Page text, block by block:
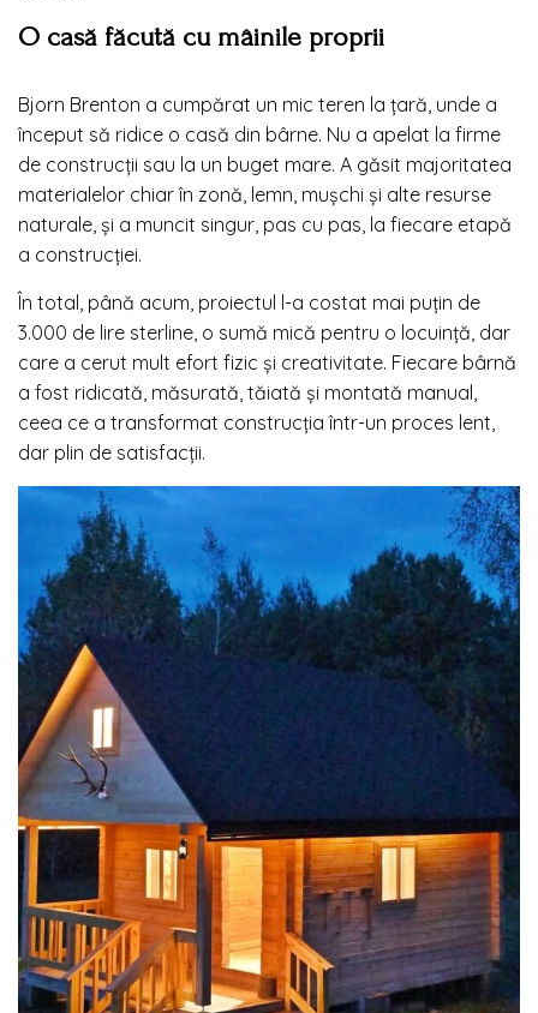
O casă făcută cu mâinile proprii
Bjorn Brenton a cumpărat un mic teren la țară, unde a
început să ridice o casă din bârne. Nu a apelat la firme
de construcții sau la un buget mare. A găsit majoritatea
materialelor chiar în zonă, lemn, mușchi și alte resurse
naturale, și a muncit singur, pas cu pas, la fiecare etapă
a construcției.
În total, până acum, proiectul l-a costat mai puțin de
3.000 de lire sterline, o sumă mică pentru o locuință, dar
care a cerut mult efort fizic și creativitate. Fiecare bârnă
a fost ridicată, măsurată, tăiată și montată manual,
ceea ce a transformat construcția într-un proces lent,
dar plin de satisfacții.